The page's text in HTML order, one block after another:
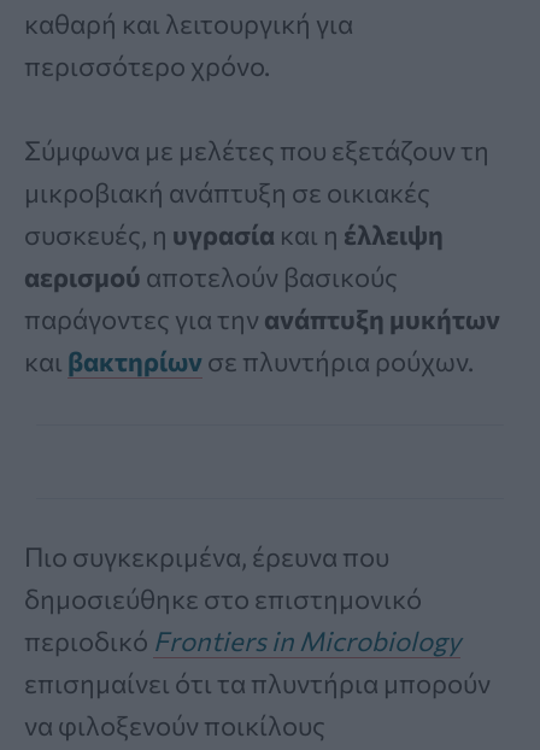
καθαρή και λειτουργική για
περισσότερο χρόνο.
Σύμφωνα με μελέτες που εξετάζουν τη
μικροβιακή ανάπτυξη σε οικιακές
συσκευές, η υγρασία και η έλλειψη
αερισμού αποτελούν βασικούς
παράγοντες για την ανάπτυξη μυκήτων
και βακτηρίωνσε πλυντήρια ρούχων.
Πιο συγκεκριμένα, έρευνα που
δημοσιεύθηκε στο επιστημονικό
περιοδικό Frontiers in Microbiology
επισημαίνει ότι τα πλυντήρια μπορούν
να φιλοξενούν ποικίλους